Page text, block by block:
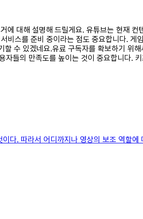
에 대해 설명해 드릴게요. 유튜브는 현재
비스를 준비 중이라는 점도 중요합니다.
수 있겠네요.유료 구독자를 확보하기 위
들의 만족도를 높이는 것이 중요합니다.
다. 따라서 어디까지나 영상의 보조 역할